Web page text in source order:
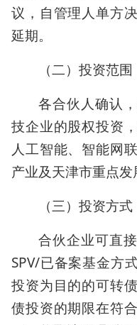
议，自管理人单方
延期。
（二）投资范围
各合伙人确认
技企业的股权投资
人工智能、智能网
产业及天津市重点发
（三）投资方式
合伙企业可直
SPV/已备案基金方
投资为目的的可转
债投资的期限在符